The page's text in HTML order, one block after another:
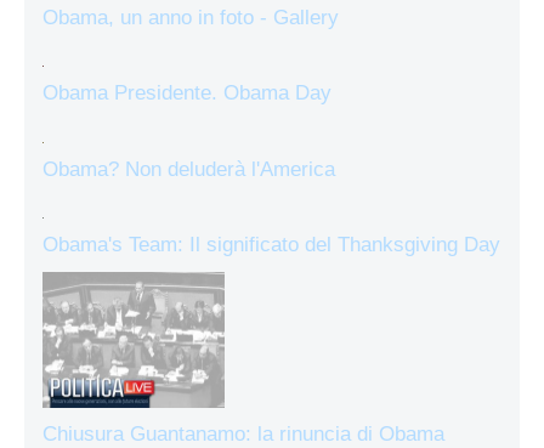
Obama, un anno in foto - Gallery
Obama Presidente. Obama Day
Obama? Non deluderà l'America
Obama's Team: Il significato del Thanksgiving Day
Chiusura Guantanamo: la rinuncia di Obama